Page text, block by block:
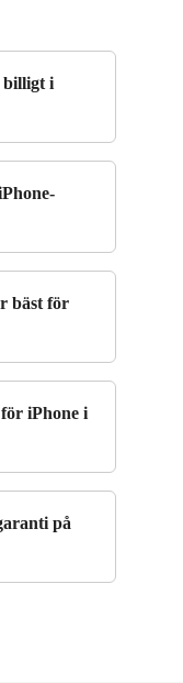
billigt i
bäst för
iPhone i
på